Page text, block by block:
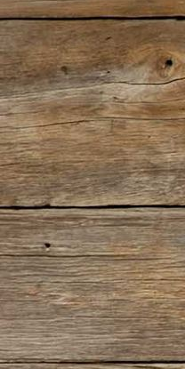
Leo Ultraschallbild